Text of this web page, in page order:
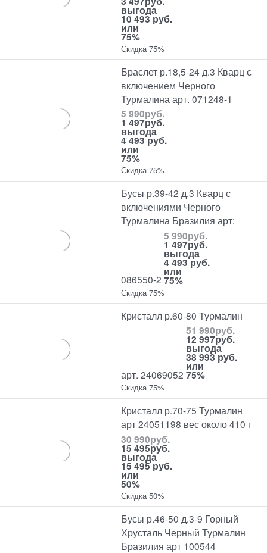
выгода
10 493 руб.
или
75%
Скидка 75%
Браслет р.18,5-24 д.3 Кварц с
включением Черного
Турмалина арт. 071248-1
5 990руб.
1 497руб.
выгода
4 493 руб.
или
75%
Скидка 75%
Бусы р.39-42 д.3 Кварц с
включениями Черного
Турмалина Бразилия арт:
086550-2
5 990руб.
1 497руб.
выгода
4 493 руб.
или
75%
Скидка 75%
Кристалл р.60-80 Турмалин
арт. 24069052
51 990руб.
12 997руб.
выгода
38 993 руб.
или
75%
Скидка 75%
Кристалл р.70-75 Турмалин
арт 24051198 вес около 410 г
30 990руб.
15 495руб.
выгода
15 495 руб.
или
50%
Скидка 50%
Бусы р.46-50 д.3-9 Горный
Хрусталь Черный Турмалин
Бразилия арт 100544